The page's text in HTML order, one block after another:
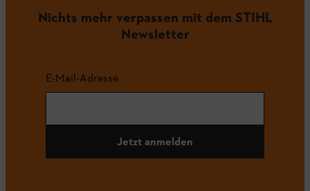
Nichts mehr verpassen mit dem STIHL
Newsletter
E-Mail-Adresse
Jetzt anmelden